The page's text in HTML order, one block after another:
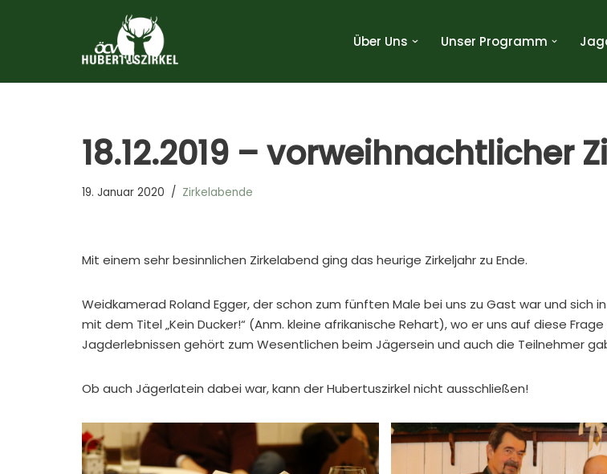
springen
Über Uns Unser Programm
18.12.2019 – vorweihnachtlicher
19. Januar 2020 Zirkelabende
Mit einem sehr besinnlichen Zirkelabend ging das heurige Zirkeljahr zu Ende.
Weidkamerad Roland Egger, der schon zum fünften Male bei uns zu Gast war und sich
mit dem Titel „Kein Ducker!“ (Anm. kleine afrikanische Rehart), wo er uns auf diese
Jagderlebnissen gehört zum Wesentlichen beim Jägersein und auch die Teilnehmer
Ob auch Jägerlatein dabei war, kann der Hubertuszirkel nicht ausschließen!